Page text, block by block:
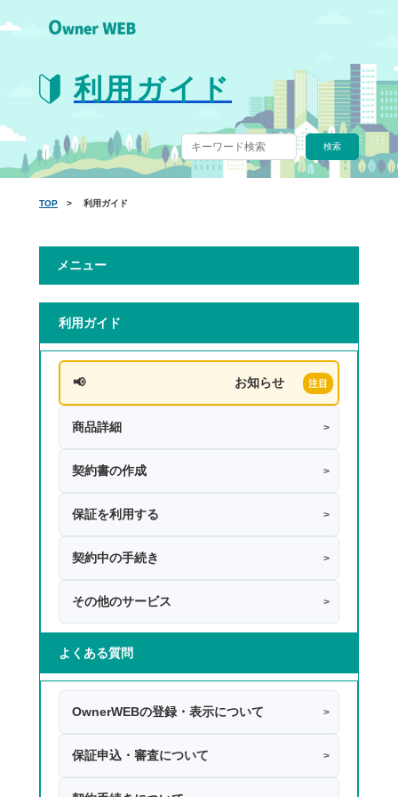
利用ガイド
TOP > 利用ガイド
メニュー
利用ガイド
お知らせ >
商品詳細 >
契約書の作成 >
保証を利用する >
契約中の手続き >
その他のサービス >
よくある質問
OwnerWEBの登録・表示について >
保証申込・審査について >